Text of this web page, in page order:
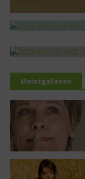
Meistgelesen